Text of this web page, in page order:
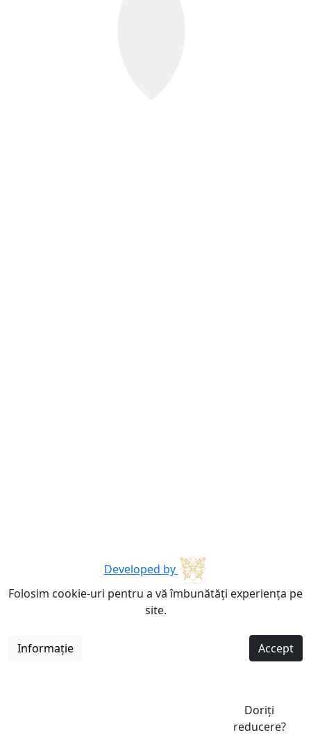
Developed by
Folosim cookie-uri pentru a vă îmbunătăți experiența pe
site.
Informație Accept
Doriți
reducere?